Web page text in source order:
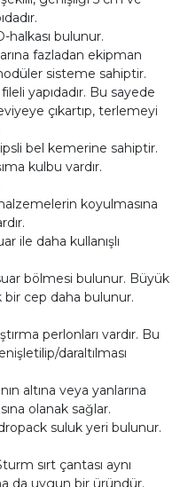
halkası bulunur.
fazladan ekipman
sisteme sahiptir.
yapıdadır. Bu sayede
çıkartıp, terlemeyi
bel kemerine sahiptir.
kulbu vardır.
koyulmasına
ile daha kullanışlı
bölmesi bulunur. Büyük
cep daha bulunur.
perlonları vardır. Bu
daraltılması
altına veya yanlarına
olanak sağlar.
suluk yeri bulunur.
sırt çantası aynı